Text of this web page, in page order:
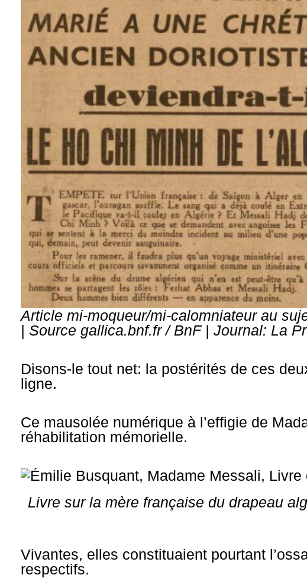
Article mi-moqueur/mi-calomniateur au
| Source gallica.bnf.fr / BnF | Journal: La
Disons-le tout net: la postérités de ces
ligne.
Ce mausolée numérique à l’effigie de
réhabilitation mémorielle.
Livre sur la mère française du drapeau
Vivantes, elles constituaient pourtant
respectifs.